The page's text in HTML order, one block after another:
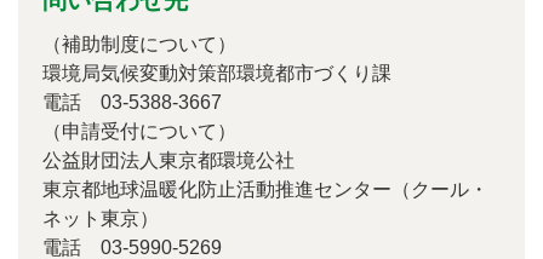
（補助制度について）
環境局気候変動対策部環境都市づくり課
電話 03-5388-3667
（申請受付について）
公益財団法人東京都環境公社
東京都地球温暖化防止活動推進センター（クール・
ネット東京）
電話 03-5990-5269